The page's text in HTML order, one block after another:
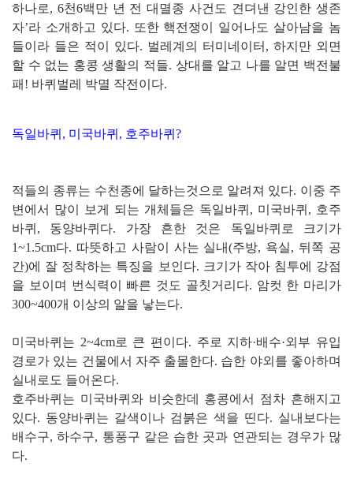
하나로, 6천6백만 년 전 대멸종 사건도 견뎌낸 강인한 생존
자’라 소개하고 있다. 또한 핵전쟁이 일어나도 살아남을 놈
들이라 들은 적이 있다. 벌레계의 터미네이터, 하지만 외면
할 수 없는 홍콩 생활의 적들. 상대를 알고 나를 알면 백전불
패! 바퀴벌레 박멸 작전이다.
독일바퀴, 미국바퀴, 호주바퀴?
적들의 종류는 수천종에 달하는것으로 알려져 있다. 이중 주
변에서 많이 보게 되는 개체들은 독일바퀴, 미국바퀴, 호주
바퀴, 동양바퀴다. 가장 흔한 것은 독일바퀴로 크기가
1~1.5cm다. 따뜻하고 사람이 사는 실내(주방, 욕실, 뒤쪽 공
간)에 잘 정착하는 특징을 보인다. 크기가 작아 침투에 강점
을 보이며 번식력이 빠른 것도 골칫거리다. 암컷 한 마리가
300~400개 이상의 알을 낳는다.
미국바퀴는 2~4cm로 큰 편이다. 주로 지하·배수·외부 유입
경로가 있는 건물에서 자주 출몰한다. 습한 야외를 좋아하며
실내로도 들어온다.
호주바퀴는 미국바퀴와 비슷한데 홍콩에서 점차 흔해지고
있다. 동양바퀴는 갈색이나 검붉은 색을 띤다. 실내보다는
배수구, 하수구, 통풍구 같은 습한 곳과 연관되는 경우가 많
다.